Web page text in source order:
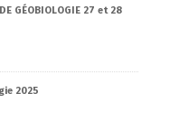
GÉOBIOLOGIE 27 et 28
2025